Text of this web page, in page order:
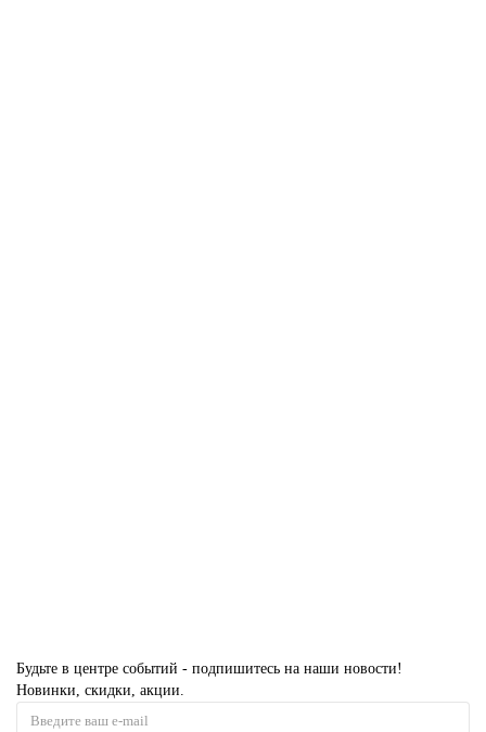
Будьте в центре событий - подпишитесь на наши новости!
Новинки, скидки, акции.